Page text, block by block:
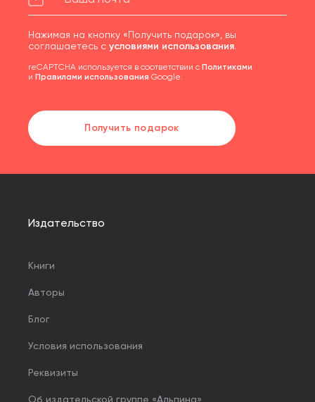
Нажимая на кнопку «Получить подарок», вы
соглашаетесь с условиями использования.
reCAPTCHA используется в соответствии с Политиками
и Правилами использования Google.
Получить подарок
Издательство
Книги
Авторы
Блог
Условия использования
Реквизиты
Об издательской группе «Альпина»